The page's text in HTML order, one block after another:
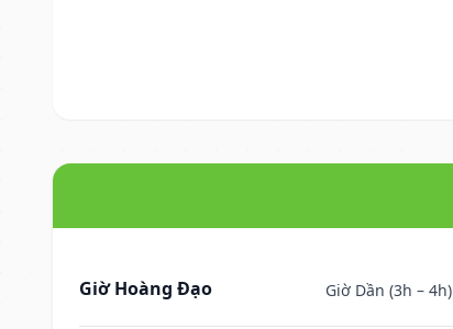
Giờ Hoàng Đạo Giờ Dần (3h – 4h)